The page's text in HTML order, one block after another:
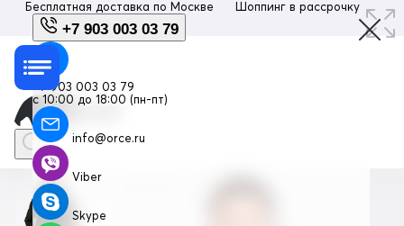
Бесплатная доставка по Москве Шоппинг в рассрочку
+7 903 003 03 79
+7 903 003 03 79
с 10:00 до 18:00 (пн-пт)
info@orce.ru
Viber
Skype